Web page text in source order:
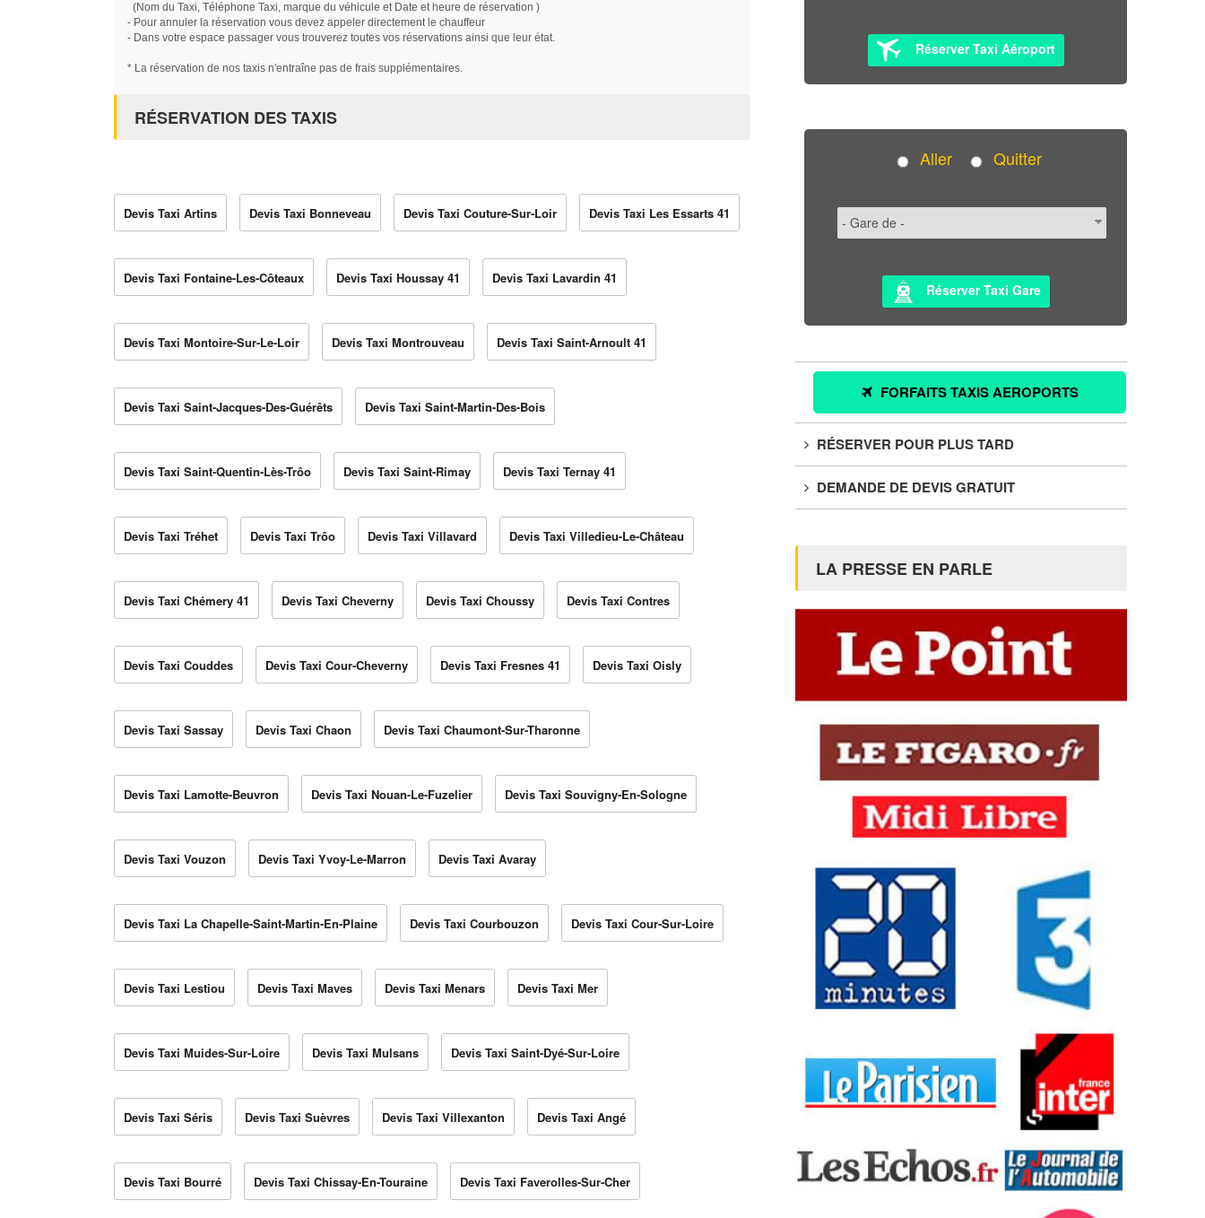
(Nom du Taxi, Téléphone Taxi, marque du véhicule et Date et heure de réservation )
- Pour annuler la réservation vous devez appeler directement le chauffeur
- Dans votre espace passager vous trouverez toutes vos réservations ainsi que leur état.
* La réservation de nos taxis n'entraîne pas de frais supplémentaires.
RÉSERVATION DES TAXIS
Devis Taxi Artins Devis Taxi Bonneveau Devis Taxi Couture-Sur-Loir Devis Taxi Les Essarts 41
Devis Taxi Fontaine-Les-Côteaux Devis Taxi Houssay 41 Devis Taxi Lavardin 41
Devis Taxi Montoire-Sur-Le-Loir Devis Taxi Montrouveau Devis Taxi Saint-Arnoult 41
Devis Taxi Saint-Jacques-Des-Guérêts Devis Taxi Saint-Martin-Des-Bois
Devis Taxi Saint-Quentin-Lès-Trôo Devis Taxi Saint-Rimay Devis Taxi Ternay 41
Devis Taxi Tréhet Devis Taxi Trôo Devis Taxi Villavard Devis Taxi Villedieu-Le-Château
Devis Taxi Chémery 41 Devis Taxi Cheverny Devis Taxi Choussy Devis Taxi Contres
Devis Taxi Couddes Devis Taxi Cour-Cheverny Devis Taxi Fresnes 41 Devis Taxi Oisly
Devis Taxi Sassay Devis Taxi Chaon Devis Taxi Chaumont-Sur-Tharonne
Devis Taxi Lamotte-Beuvron Devis Taxi Nouan-Le-Fuzelier Devis Taxi Souvigny-En-Sologne
Devis Taxi Vouzon Devis Taxi Yvoy-Le-Marron Devis Taxi Avaray
Devis Taxi La Chapelle-Saint-Martin-En-Plaine Devis Taxi Courbouzon Devis Taxi Cour-Sur-Loire
Devis Taxi Lestiou Devis Taxi Maves Devis Taxi Menars Devis Taxi Mer
Devis Taxi Muides-Sur-Loire Devis Taxi Mulsans Devis Taxi Saint-Dyé-Sur-Loire
Devis Taxi Séris Devis Taxi Suèvres Devis Taxi Villexanton Devis Taxi Angé
Devis Taxi Bourré Devis Taxi Chissay-En-Touraine Devis Taxi Faverolles-Sur-Cher
Réserver Taxi Aéroport
Aller Quitter
Réserver Taxi Gare
FORFAITS TAXIS AEROPORTS
RÉSERVER POUR PLUS TARD
DEMANDE DE DEVIS GRATUIT
LA PRESSE EN PARLE